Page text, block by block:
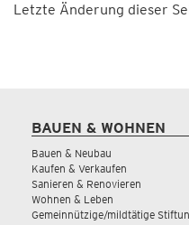
Letzte Änderung dieser
BAUEN & WOHNEN
Bauen & Neubau
Kaufen & Verkaufen
Sanieren & Renovieren
Wohnen & Leben
Gemeinnützige/mildtätige